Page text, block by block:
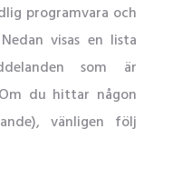
programvara och
visas en lista
som är
du hittar någon
vänligen följ